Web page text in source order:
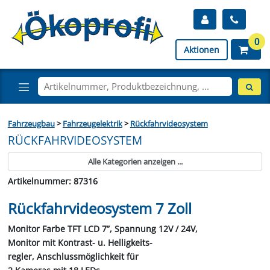
Aktionen
0
Fahrzeugbau>Fahrzeugelektrik>Rückfahrvideosystem
RÜCKFAHRVIDEOSYSTEM
Alle Kategorien anzeigen ...
Artikelnummer: 87316
Rückfahrvideosystem 7 Zoll
Monitor Farbe TFT LCD 7”, Spannung 12V / 24V,
Monitor mit Kontrast- u. Helligkeits-
regler, Anschlussmöglichkeit für